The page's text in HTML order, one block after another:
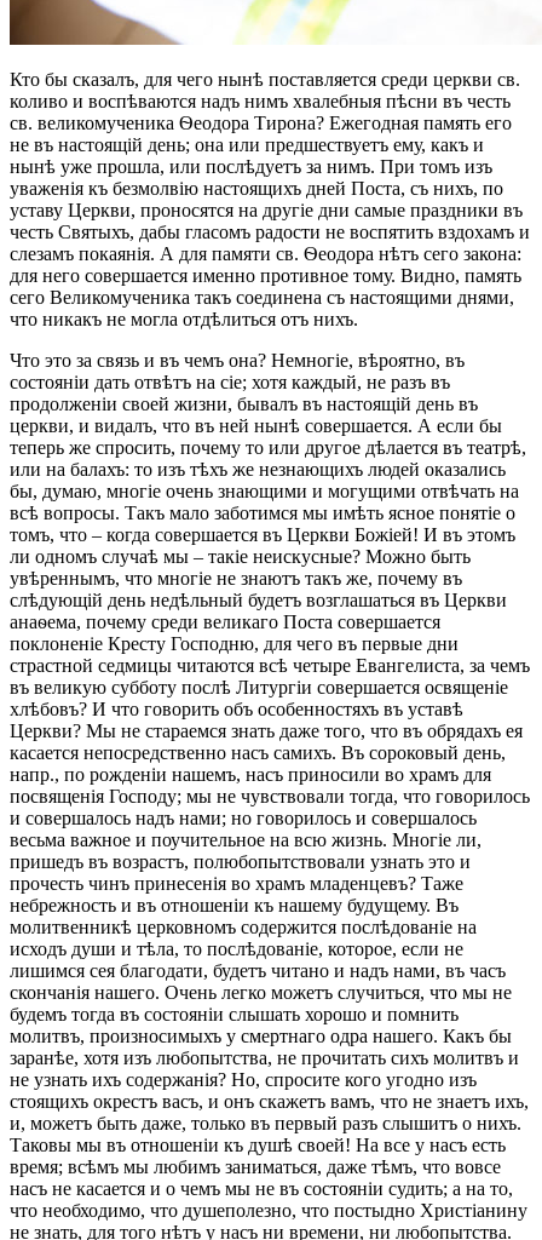
Кто бы сказалъ, для чего нынѣ поставляется среди церкви св.
коливо и воспѣваются надъ нимъ хвалебныя пѣсни въ честь
св. великомученика Ѳеодора Тирона? Ежегодная память его
не въ настоящій день; она или предшествуетъ ему, какъ и
нынѣ уже прошла, или послѣдуетъ за нимъ. При томъ изъ
уваженія къ безмолвію настоящихъ дней Поста, съ нихъ, по
уставу Церкви, проносятся на другіе дни самые праздники въ
честь Святыхъ, дабы гласомъ радости не воспятить вздохамъ и
слезамъ покаянія. А для памяти св. Ѳеодора нѣтъ сего закона:
для него совершается именно противное тому. Видно, память
сего Великомученика такъ соединена съ настоящими днями,
что никакъ не могла отдѣлиться отъ нихъ.
Что это за связь и въ чемъ она? Немногіе, вѣроятно, въ
состояніи дать отвѣтъ на сіе; хотя каждый, не разъ въ
продолженіи своей жизни, бывалъ въ настоящій день въ
церкви, и видалъ, что въ ней нынѣ совершается. А если бы
теперь же спросить, почему то или другое дѣлается въ театрѣ,
или на балахъ: то изъ тѣхъ же незнающихъ людей оказались
бы, думаю, многіе очень знающими и могущими отвѣчать на
всѣ вопросы. Такъ мало заботимся мы имѣть ясное понятіе о
томъ, что – когда совершается въ Церкви Божіей! И въ этомъ
ли одномъ случаѣ мы – такіе неискусные? Можно быть
увѣреннымъ, что многіе не знаютъ такъ же, почему въ
слѣдующій день недѣльный будетъ возглашаться въ Церкви
анаѳема, почему среди великаго Поста совершается
поклоненіе Кресту Господню, для чего въ первые дни
страстной седмицы читаются всѣ четыре Евангелиста, за чемъ
въ великую субботу послѣ Литургіи совершается освященіе
хлѣбовъ? И что говорить объ особенностяхъ въ уставѣ
Церкви? Мы не стараемся знать даже того, что въ обрядахъ ея
касается непосредственно насъ самихъ. Въ сороковый день,
напр., по рожденіи нашемъ, насъ приносили во храмъ для
посвященія Господу; мы не чувствовали тогда, что говорилось
и совершалось надъ нами; но говорилось и совершалось
весьма важное и поучительное на всю жизнь. Многіе ли,
пришедъ въ возрастъ, полюбопытствовали узнать это и
прочесть чинъ принесенія во храмъ младенцевъ? Таже
небрежность и въ отношеніи къ нашему будущему. Въ
молитвенникѣ церковномъ содержится послѣдованіе на
исходъ души и тѣла, то послѣдованіе, которое, если не
лишимся сея благодати, будетъ читано и надъ нами, въ часъ
скончанія нашего. Очень легко можетъ случиться, что мы не
будемъ тогда въ состояніи слышать хорошо и помнить
молитвъ, произносимыхъ у смертнаго одра нашего. Какъ бы
заранѣе, хотя изъ любопытства, не прочитать сихъ молитвъ и
не узнать ихъ содержанія? Но, спросите кого угодно изъ
стоящихъ окрестъ васъ, и онъ скажетъ вамъ, что не знаетъ ихъ,
и, можетъ быть даже, только въ первый разъ слышитъ о нихъ.
Таковы мы въ отношеніи къ душѣ своей! На все у насъ есть
время; всѣмъ мы любимъ заниматься, даже тѣмъ, что вовсе
насъ не касается и о чемъ мы не въ состояніи судить; а на то,
что необходимо, что душеполезно, что постыдно Христіанину
не знать, для того нѣтъ у насъ ни времени, ни любопытства.